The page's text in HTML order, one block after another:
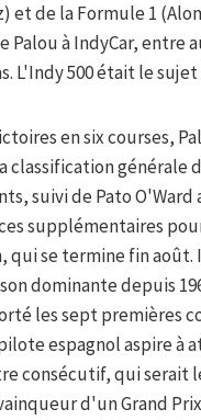
et de la Formule 1
Palou à IndyCar, entre
L'Indy 500 était le
en six courses,
classification générale
suivi de Pato O'Ward
supplémentaires
se termine fin août.
dominante depuis
les sept premières
espagnol aspire à
consécutif, qui serait
d'un Grand